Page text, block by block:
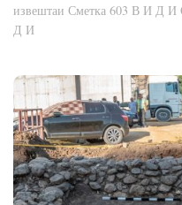
извештаи Сметка 603 В И Д
Д И